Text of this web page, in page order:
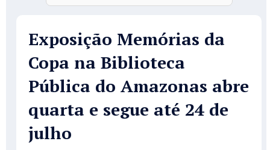
Exposição Memórias da
Copa na Biblioteca
Pública do Amazonas abre
quarta e segue até 24 de
julho